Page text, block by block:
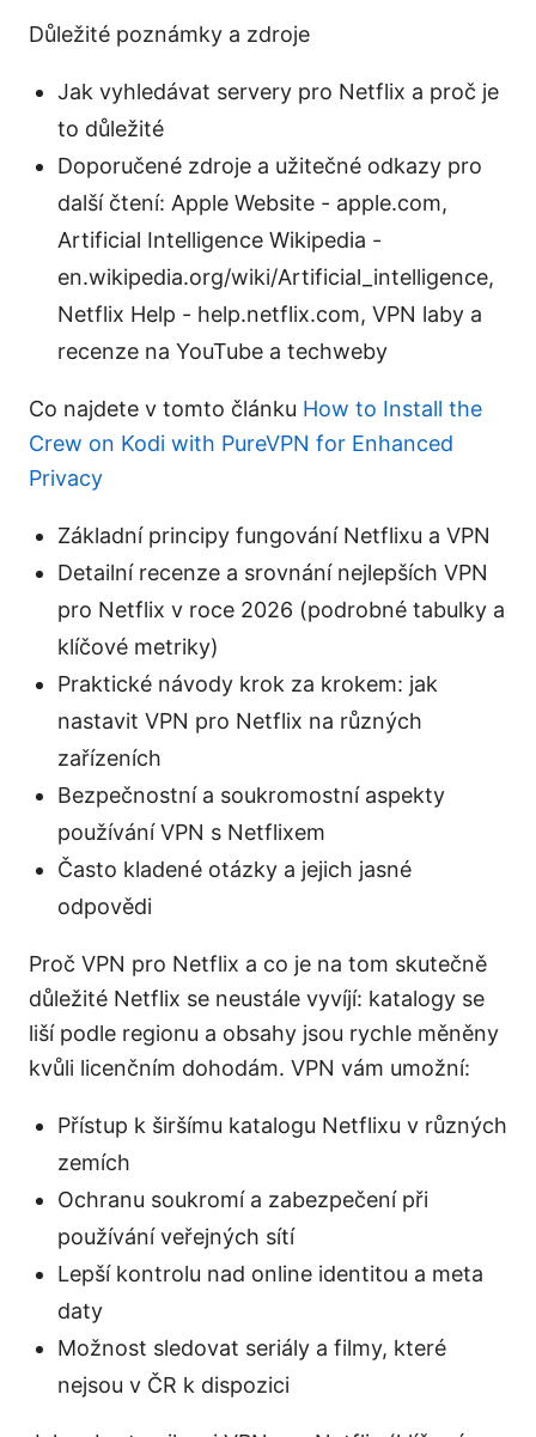
Důležité poznámky a zdroje
Jak vyhledávat servery pro Netflix a proč je
to důležité
Doporučené zdroje a užitečné odkazy pro
další čtení: Apple Website - apple.com,
Artificial Intelligence Wikipedia -
en.wikipedia.org/wiki/Artificial_intelligence,
Netflix Help - help.netflix.com, VPN laby a
recenze na YouTube a techweby
Co najdete v tomto článku How to Install the
Crew on Kodi with PureVPN for Enhanced
Privacy
Základní principy fungování Netflixu a VPN
Detailní recenze a srovnání nejlepších VPN
pro Netflix v roce 2026 (podrobné tabulky a
klíčové metriky)
Praktické návody krok za krokem: jak
nastavit VPN pro Netflix na různých
zařízeních
Bezpečnostní a soukromostní aspekty
používání VPN s Netflixem
Často kladené otázky a jejich jasné
odpovědi
Proč VPN pro Netflix a co je na tom skutečně
důležité Netflix se neustále vyvíjí: katalogy se
liší podle regionu a obsahy jsou rychle měněny
kvůli licenčním dohodám. VPN vám umožní:
Přístup k širšímu katalogu Netflixu v různých
zemích
Ochranu soukromí a zabezpečení při
používání veřejných sítí
Lepší kontrolu nad online identitou a meta
daty
Možnost sledovat seriály a filmy, které
nejsou v ČR k dispozici